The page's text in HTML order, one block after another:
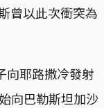
曾以此次衝突為
向耶路撒冷發射
向巴勒斯坦加沙